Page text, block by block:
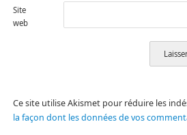
Site
web
Ce site utilise Akismet pour réduire les
la façon dont les données de vos